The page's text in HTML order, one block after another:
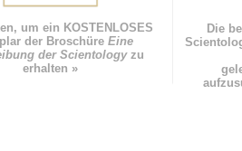
um ein KOSTENLOSES
der Broschüre Eine
der Scientologyzu
erhalten »
Die